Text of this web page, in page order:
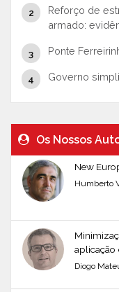
Reforço de
armado:
Ponte
Governo
Os Nossos
New
Humberto
aplicação
Diogo